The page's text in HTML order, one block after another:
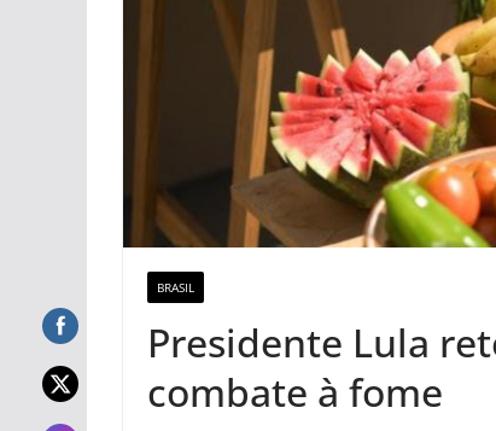
BRASIL
Presidente Lula
combate à fome